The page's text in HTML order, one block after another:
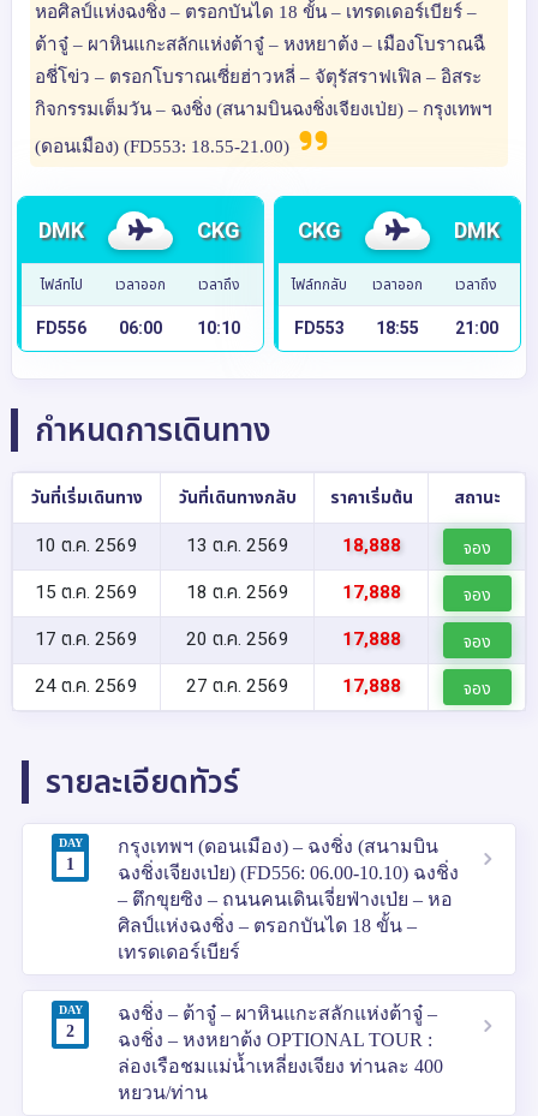
หอศิลป์แห่งฉงชิ่ง – ตรอกบันได 18 ขั้น – เทรดเดอร์เบียร์ –
ต้าจู๋ – ผาหินแกะสลักแห่งต้าจู๋ – หงหยาต้ง – เมืองโบราณฉื
อชี่โข่ว – ตรอกโบราณเซี่ยฮ่าวหลี่ – จัตุรัสราฟเฟิล – อิสระ
กิจกรรมเต็มวัน – ฉงชิ่ง (สนามบินฉงชิ่งเจียงเป่ย) – กรุงเทพฯ
(ดอนเมือง) (FD553: 18.55-21.00)
DMK CKG
ไฟล์ทไป เวลาออก เวลาถึง
FD556 06:00 10:10
CKG DMK
ไฟล์ทกลับ เวลาออก เวลาถึง
FD553 18:55 21:00
กำหนดการเดินทาง
วันที่เริ่มเดินทาง วันที่เดินทางกลับ ราคาเริ่มต้น สถานะ
10 ต.ค. 2569 13 ต.ค. 2569 18,888 จอง
15 ต.ค. 2569 18 ต.ค. 2569 17,888 จอง
17 ต.ค. 2569 20 ต.ค. 2569 17,888 จอง
24 ต.ค. 2569 27 ต.ค. 2569 17,888 จอง
รายละเอียดทัวร์
DAY
1
กรุงเทพฯ (ดอนเมือง) – ฉงชิ่ง (สนามบิน
ฉงชิ่งเจียงเป่ย) (FD556: 06.00-10.10) ฉงชิ่ง
– ตึกขุยซิง – ถนนคนเดินเจี่ยฟ่างเป่ย – หอ
ศิลป์แห่งฉงชิ่ง – ตรอกบันได 18 ขั้น –
เทรดเดอร์เบียร์
DAY
2
ฉงชิ่ง – ต้าจู๋ – ผาหินแกะสลักแห่งต้าจู๋ –
ฉงชิ่ง – หงหยาต้ง OPTIONAL TOUR :
ล่องเรือชมแม่น้ำเหลี่ยงเจียง ท่านละ 400
หยวน/ท่าน